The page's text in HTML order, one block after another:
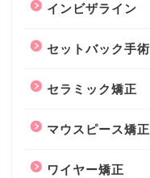
インビザライン
セットバック手術
セラミック矯正
マウスピース矯正
ワイヤー矯正